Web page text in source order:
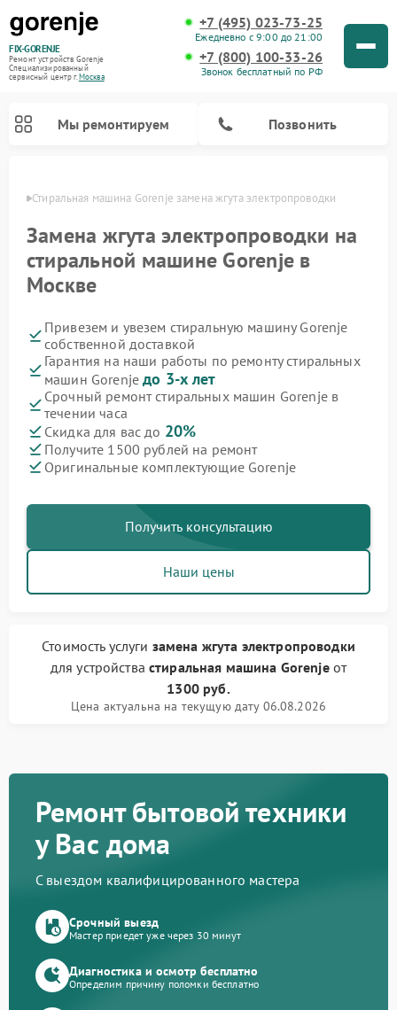
FIX-GORENJE
Ремонт устройств Gorenje
Специализированный
cервисный центр г.Москва
+7 (495) 023-73-25
Ежедневно с 9:00 до 21:00
+7 (800) 100-33-26
Звонок бесплатный по РФ
Мы ремонтируем Позвонить
Стиральная машина Gorenje замена жгута электропроводки
Замена жгута электропроводки на
стиральной машине Gorenje в
Москве
Привезем и увезем стиральную машину Gorenje
собственной доставкой
Гарантия на наши работы по ремонту стиральных
машин Gorenjeдо 3-х лет
Срочный ремонт стиральных машин Gorenje в
течении часа
Скидка для вас до 20%
Получите 1500 рублей на ремонт
Оригинальные комплектующие Gorenje
Получить консультацию
Наши цены
Стоимость услуги замена жгута электропроводки
для устройствастиральная машина Gorenjeот
1300 руб.
Цена актуальна на текущую дату 06.08.2026
Ремонт бытовой техники
у Вас дома
С выездом квалифицированного мастера
Срочный выезд
Мастер приедет уже через 30 минут
Диагностика и осмотр бесплатно
Определим причину поломки бесплатно